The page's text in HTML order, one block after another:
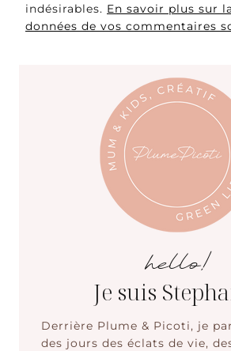
indésirables. En savoir plus sur
données de vos commentaires
hello!
Je suis
Derrière Plume & Picoti, je
des jours des éclats de vie,